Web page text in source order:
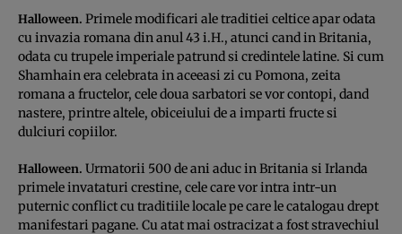
Halloween. Primele modificari ale traditiei celtice apar odata
cu invazia romana din anul 43 i.H., atunci cand in Britania,
odata cu trupele imperiale patrund si credintele latine. Si cum
Shamhain era celebrata in aceeasi zi cu Pomona, zeita
romana a fructelor, cele doua sarbatori se vor contopi, dand
nastere, printre altele, obiceiului de a imparti fructe si
dulciuri copiilor.
Halloween. Urmatorii 500 de ani aduc in Britania si Irlanda
primele invataturi crestine, cele care vor intra intr-un
puternic conflict cu traditiile locale pe care le catalogau drept
manifestari pagane. Cu atat mai ostracizat a fost stravechiul